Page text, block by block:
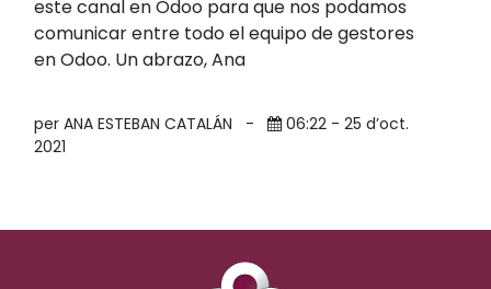
este canal en Odoo para que nos podamos
comunicar entre todo el equipo de gestores
en Odoo. Un abrazo, Ana
per ANA ESTEBAN CATALÁN -
06:22 - 25 d’oct.
2021